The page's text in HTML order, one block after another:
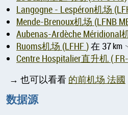
Mende-Brenoux机场 (LFNB
Aubenas-Ardèche Méridional
Ruoms机场 (LFHF )在 37km
Centre
→ 也可以看看 的前机场 法國
数据源